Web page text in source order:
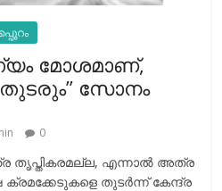
മോശമാണ്,
തുടരും” സോനം
0
എന്നാൽ അത്ര
ക്രമക്കേടുകളെ തുടർന്ന് കേന്ദ്ര